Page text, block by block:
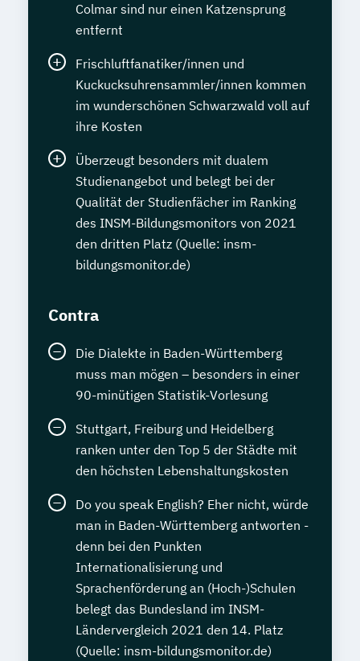
Colmar sind nur einen Katzensprung
entfernt
Frischluftfanatiker/innen und
Kuckucksuhrensammler/innen kommen
im wunderschönen Schwarzwald voll auf
ihre Kosten
Überzeugt besonders mit dualem
Studienangebot und belegt bei der
Qualität der Studienfächer im Ranking
des INSM-Bildungsmonitors von 2021
den dritten Platz (Quelle: insm-
bildungsmonitor.de)
Contra
Die Dialekte in Baden-Württemberg
muss man mögen – besonders in einer
90-minütigen Statistik-Vorlesung
Stuttgart, Freiburg und Heidelberg
ranken unter den Top 5 der Städte mit
den höchsten Lebenshaltungskosten
Do you speak English? Eher nicht, würde
man in Baden-Württemberg antworten -
denn bei den Punkten
Internationalisierung und
Sprachenförderung an (Hoch-)Schulen
belegt das Bundesland im INSM-
Ländervergleich 2021 den 14. Platz
(Quelle: insm-bildungsmonitor.de)